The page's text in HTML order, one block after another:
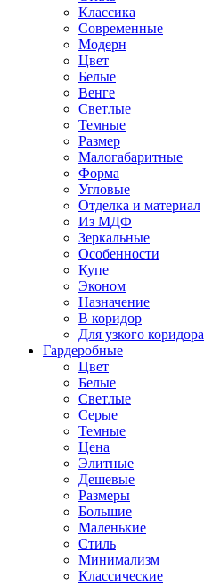
Классика
Современные
Модерн
Цвет
Белые
Венге
Светлые
Темные
Размер
Малогабаритные
Форма
Угловые
Отделка и материал
Из МДФ
Зеркальные
Особенности
Купе
Эконом
Назначение
В коридор
Для узкого коридора
Гардеробные
Цвет
Белые
Светлые
Серые
Темные
Цена
Элитные
Дешевые
Размеры
Большие
Маленькие
Стиль
Минимализм
Классические